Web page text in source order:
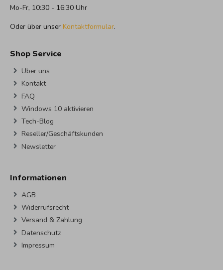
Mo-Fr, 10:30 - 16:30 Uhr
Oder über unser Kontaktformular.
Shop Service
Über uns
Kontakt
FAQ
Windows 10 aktivieren
Tech-Blog
Reseller/Geschäftskunden
Newsletter
Informationen
AGB
Widerrufsrecht
Versand & Zahlung
Datenschutz
Impressum